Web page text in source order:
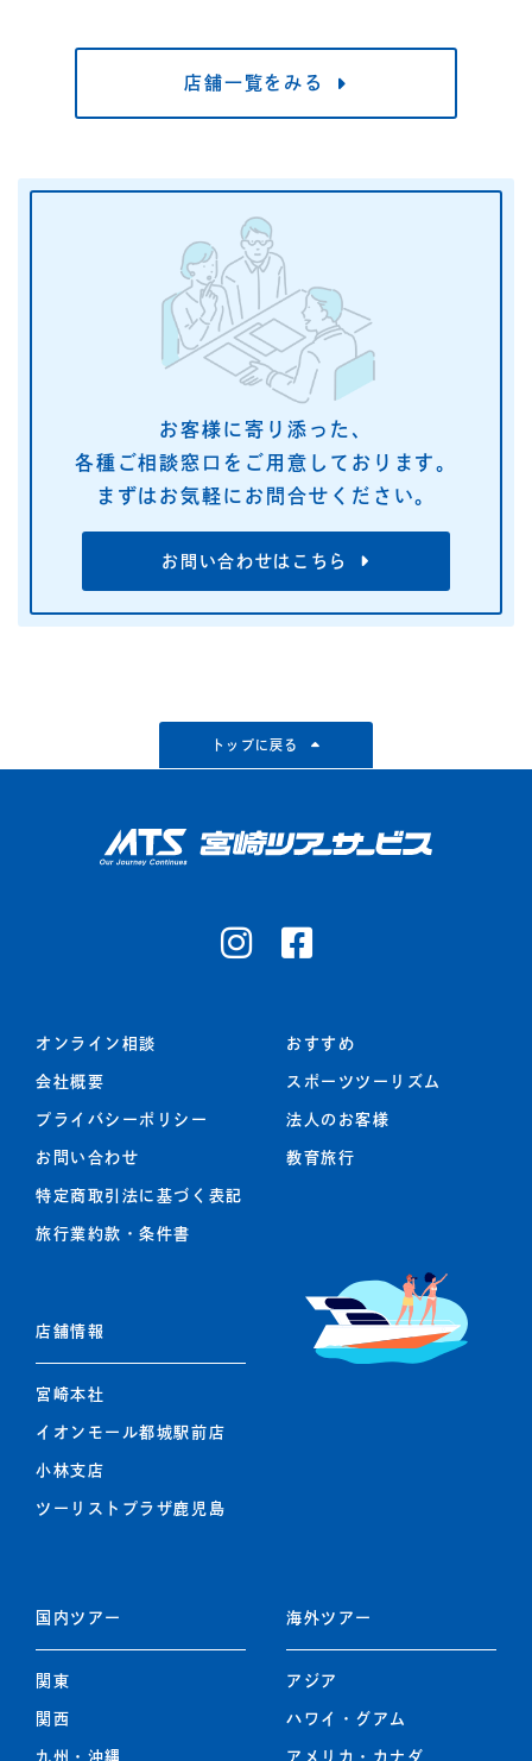
店舗一覧をみる
お客様に寄り添った、
各種ご相談窓口をご用意しております。
まずはお気軽にお問合せください。
お問い合わせはこちら
トップに戻る
オンライン相談
会社概要
プライバシーポリシー
お問い合わせ
特定商取引法に基づく表記
旅行業約款・条件書
おすすめ
スポーツツーリズム
法人のお客様
教育旅行
店舗情報
宮崎本社
イオンモール都城駅前店
小林支店
ツーリストプラザ鹿児島
国内ツアー
関東
関西
九州 ・ 沖縄
海外ツアー
アジア
ハワイ・グアム
アメリカ・カナダ